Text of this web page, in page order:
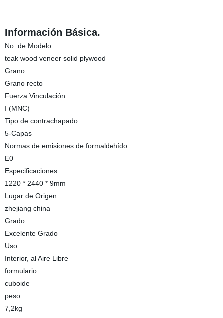
Información Básica.
No. de Modelo.
teak wood veneer solid plywood
Grano
Grano recto
Fuerza Vinculación
I (MNC)
Tipo de contrachapado
5-Capas
Normas de emisiones de formaldehído
E0
Especificaciones
1220 * 2440 * 9mm
Lugar de Origen
zhejiang china
Grado
Excelente Grado
Uso
Interior, al Aire Libre
formulario
cuboide
peso
7,2kg